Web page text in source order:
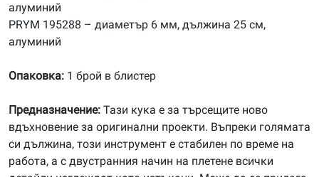
алуминий
PRYM 195288 – диаметър 6 мм, дължина 25 см,
алуминий
Опаковка: 1 брой в блистер
Предназначение: Тази кука е за търсещите ново
вдъхновение за оригинални проекти. Въпреки голямата
си дължина, този инструмент е стабилен по време на
работа, а с двустранния начин на плетене всички